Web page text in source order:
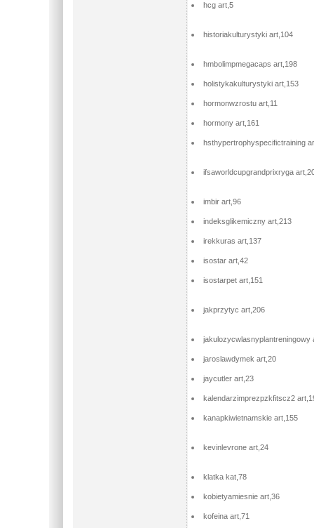
hcg art,5
historiakulturystyki art,104
hmbolimpmegacaps art,198
holistykakulturystyki art,153
hormonwzrostu art,11
hormony art,161
hsthypertrophyspecifictraining
ifsaworldcupgrandprixryga
imbir art,96
indeksglikemiczny art,213
irekkuras art,137
isostar art,42
isostarpet art,151
jakprzytyc art,206
jakulozycwlasnyplantreningowy
jaroslawdymek art,20
jaycutler art,23
kalendarzimprezpzkfitscz2
kanapkiwietnamskie art,155
kevinlevrone art,24
klatka kat,78
kobietyamiesnie art,36
kofeina art,71